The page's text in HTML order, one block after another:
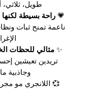
طويل،
💗 راحة بسيطة
ناعمة تمنح ثبات
✨مثالي للحظات
تريدين تعيشين
وجاذبية
💞 اللانجري مو